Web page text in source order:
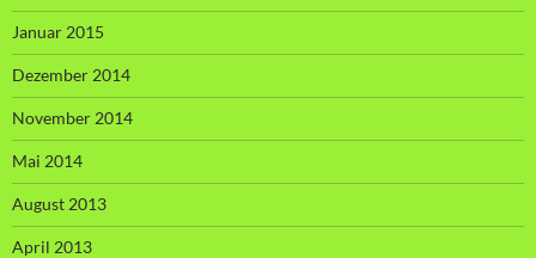
Januar 2015
Dezember 2014
November 2014
Mai 2014
August 2013
April 2013